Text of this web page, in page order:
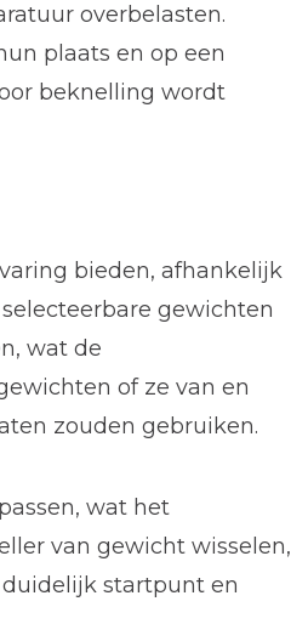
overbelasten.
plaats en op een
beknelling wordt
bieden, afhankelijk
gewichten
wat de
of ze van en
zouden gebruiken.
wat het
van gewicht wisselen,
startpunt en